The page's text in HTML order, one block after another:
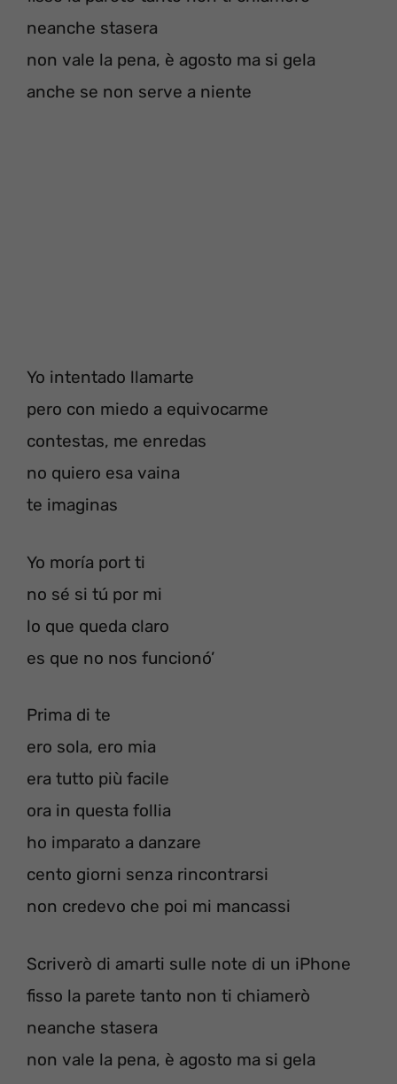
neanche stasera
non vale la pena, è agosto ma si gela
anche se non serve a niente
Yo intentado llamarte
pero con miedo a equivocarme
contestas, me enredas
no quiero esa vaina
te imaginas
Yo moría port ti
no sé si tú por mi
lo que queda claro
es que no nos funcionó’
Prima di te
ero sola, ero mia
era tutto più facile
ora in questa follia
ho imparato a danzare
cento giorni senza rincontrarsi
non credevo che poi mi mancassi
Scriverò di amarti sulle note di un iPhone
fisso la parete tanto non ti chiamerò
neanche stasera
non vale la pena, è agosto ma si gela